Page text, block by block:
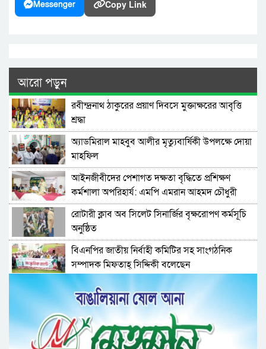
Messenger Copy Link
আরো পড়ুন
রবীন্দ্রনাথ ঠাকুরের প্রয়াণ দিবসে মুক্তাক্ষরের আবৃত্তি
শ্রদ্ধা
অ্যাডমিরাল মাহবুব আলীর মৃত্যুবার্ষিকী উপলক্ষে দোয়া
মাহফিল
‎আইনজীবীদের পেশাগত দক্ষতা বৃদ্ধিতে প্রশিক্ষণ
কর্মশালা অপরিহার্য: এমপি এমরান আহমদ চৌধুরী
রোটারী ক্লাব অব সিলেট সিনার্জির বৃক্ষরোপণ কর্মসূচি
অনুষ্ঠিত
বিএনপির জাতীয় নির্বাহী কমিটির সহ সাংগঠনিক
সম্পাদক মিফতাহ্ সিদ্দিকী বলেছেন
সিলেট জেলা জামায়াতে ইসলামীর এ্যাসিস্ট্যান্ট
সেক্রেটারী অধ্যক্ষ নজরুল ইসলাম বলেছেন
সিলেটে গ্যাস সংকট নিয়ে যা বলল জালালাবাদ